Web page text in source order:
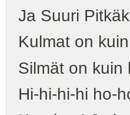
Ja Suuri
Kulmat on
Silmät on kuin
Hi-hi-hi-hi ho-